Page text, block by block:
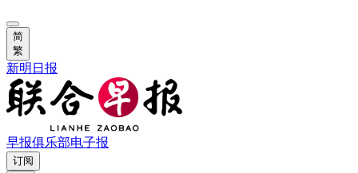
简
繁
新明日报
早报俱乐部电子报
订阅